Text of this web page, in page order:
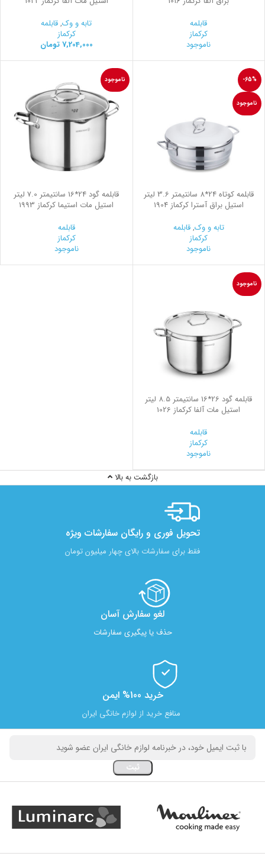
قابلمه
کرکماز
ناموجود
تابه و وک,قابلمه
کرکماز
7,204,000 تومان
-65%
ناموجود
قابلمه کوتاه 24*8 سانتیمتر 3.6 لیتر
استیل براق آسترا کرکماز 1904
تابه و وک,قابلمه
کرکماز
ناموجود
ناموجود
قابلمه گود 24*16 سانتیمتر 7.0 لیتر
استیل مات استیما کرکماز 1993
قابلمه
کرکماز
ناموجود
ناموجود
قابلمه گود 26*16 سانتیمتر 8.5 لیتر
استیل مات آلفا کرکماز 1026
قابلمه
کرکماز
ناموجود
بازگشت به بالا
تحویل فوری و رایگان سفارشات ویژه
فقط برای سفارشات بالای چهار میلیون تومان
لغو سفارش آسان​
حذف یا پیگیری سفارشات
خرید 100% ایمن
منافع خرید از لوازم خانگی ایران